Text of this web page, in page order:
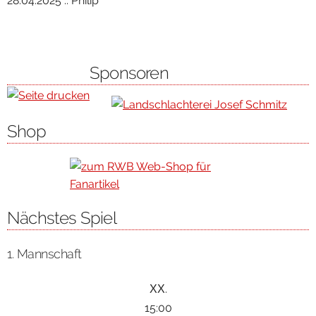
Sponsoren
Shop
Nächstes Spiel
1. Mannschaft
ХХ.
15:00